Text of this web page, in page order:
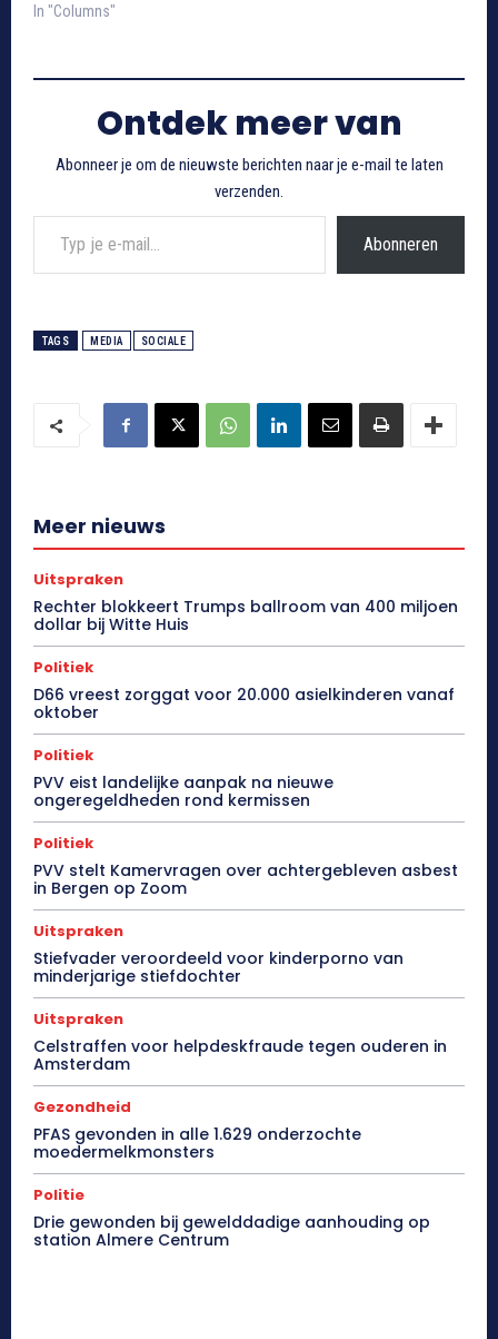
In "Columns"
Ontdek meer van
Abonneer je om de nieuwste berichten naar je e-mail te laten
verzenden.
Typ je e-mail...
Abonneren
TAGS MEDIA SOCIALE
Meer nieuws
Uitspraken
Rechter blokkeert Trumps ballroom van 400 miljoen
dollar bij Witte Huis
Politiek
D66 vreest zorggat voor 20.000 asielkinderen vanaf
oktober
Politiek
PVV eist landelijke aanpak na nieuwe
ongeregeldheden rond kermissen
Politiek
PVV stelt Kamervragen over achtergebleven asbest
in Bergen op Zoom
Uitspraken
Stiefvader veroordeeld voor kinderporno van
minderjarige stiefdochter
Uitspraken
Celstraffen voor helpdeskfraude tegen ouderen in
Amsterdam
Gezondheid
PFAS gevonden in alle 1.629 onderzochte
moedermelkmonsters
Politie
Drie gewonden bij gewelddadige aanhouding op
station Almere Centrum